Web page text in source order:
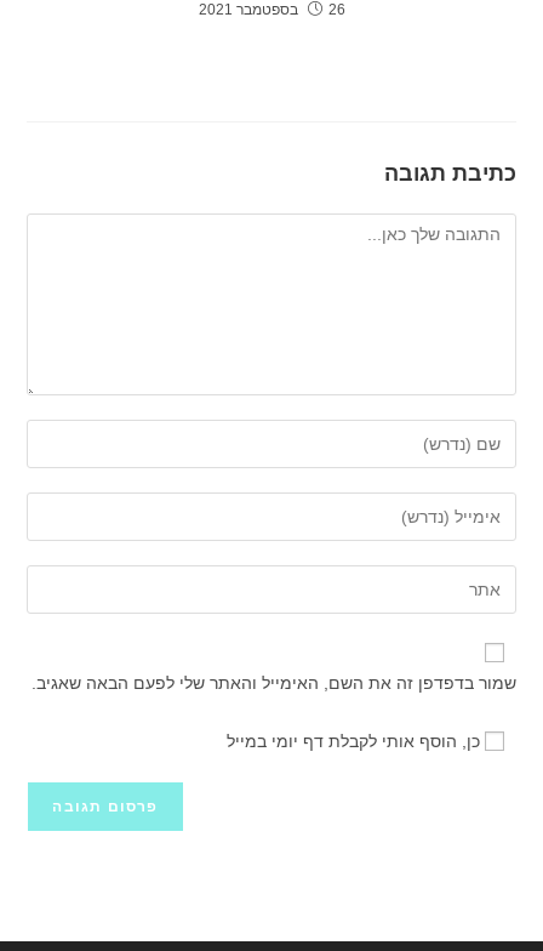
26 בספטמבר 2021
כתיבת תגובה
להגיב
את
השם
שלך
שם
משתמש
כדי
להגיב
את
כתובת
דואר
שלך
כדי
את
כתובת
שלך
שמור בדפדפן זה את השם, האימייל והאתר שלי לפעם הבאה שאגיב.
כן, הוסף אותי לקבלת דף יומי במייל